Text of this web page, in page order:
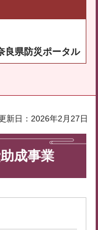
良県防災ポータル
新日：2026年2月27日
成事業